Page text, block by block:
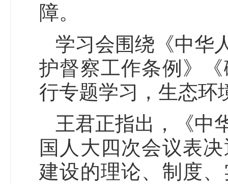
障。
学习会围绕《中华
护督察工作条例》
行专题学习，生态环
王君正指出，《中
国人大四次会议表
建设的理论、制度